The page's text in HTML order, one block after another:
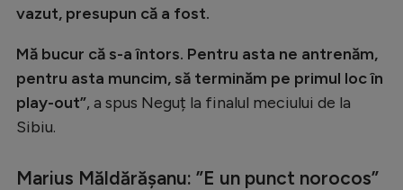
Rugby
Ciclism
Alte sporturi
JO 2024
vazut, presupun că a fost.
Mă bucur că s-a întors. Pentru asta ne antrenăm,
pentru asta muncim, să terminăm pe primul loc în
play-out”, a spus Neguț la finalul meciului de la
Sibiu.
Marius Măldărășanu: ”E un punct norocos”